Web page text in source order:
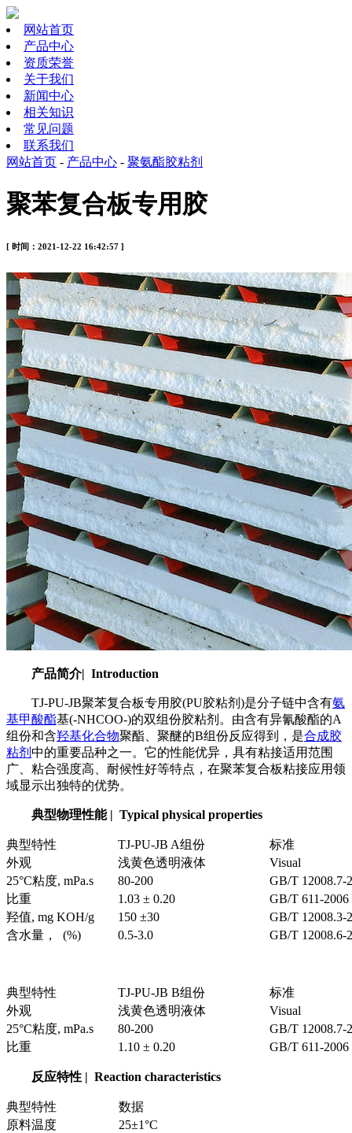
网站首页
产品中心
资质荣誉
关于我们
新闻中心
相关知识
常见问题
联系我们
网站首页 - 产品中心 - 聚氨酯胶粘剂
聚苯复合板专用胶
[ 时间：2021-12-22 16:42:57 ]
产品简介| Introduction
TJ-PU-JB聚苯复合板专用胶(PU胶粘剂 )是分子链中含有氨
基甲酸酯基(-NHCOO-)的双组份胶粘剂。由含有异氰酸酯的A
组份和含羟基化合物聚酯、聚醚的B组份反应得到，是合成胶
粘剂 中的重要品种之一。它的性能优异，具有粘接适用范围
广、粘合强度高、耐候性好等特点，在聚苯复合板粘接应用领
域显示出独特的优势。
典型物理性能| Typical physical properties
典型特性 TJ-PU-JB A组份
标准
外观
浅黄色透明液体
Visual
25°C粘度, mPa.s
80-200
GB/T 12008.7-
比重
1.03 ± 0.20
GB/T 611-2006
羟值, mg KOH/g 150 ±30
GB/T 12008.3-
含水量，
(%) 0.5-3.0 GB/T 12008.6-
典型特性 TJ-PU-JB B组份
标准
外观
浅黄色透明液体
Visual
25°C粘度, mPa.s
80-200
GB/T 12008.7-
比重
1.10 ± 0.20 GB/T 611-2006
反应特性 | Reaction characteristics
典型特性
数据
原料温度
25±1°C